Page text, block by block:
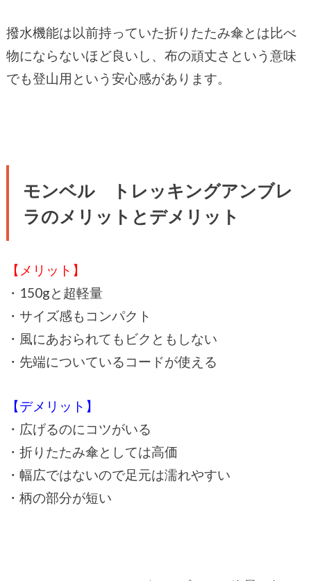
撥水機能は以前持っていた折りたたみ傘とは比べ
物にならないほど良いし、布の頑丈さという意味
でも登山用という安心感があります。
モンベル トレッキングアンブレ
ラのメリットとデメリット
【メリット】
・150gと超軽量
・サイズ感もコンパクト
・風にあおられてもビクともしない
・先端についているコードが使える
【デメリット】
・広げるのにコツがいる
・折りたたみ傘としては高価
・幅広ではないので足元は濡れやすい
・柄の部分が短い